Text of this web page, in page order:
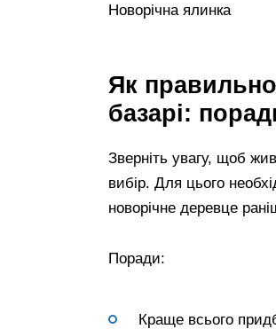
Новорічна ялинка
Як
базарі:
Зверніть увагу, щоб
вибір. Для цього
новорічне деревце
Поради:
Краще всього